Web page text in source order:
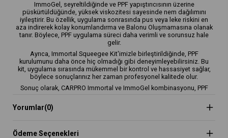
ImmoGel, seyreltildiğinde ve PPF yapıştırıcısının üzerine
püskürtüldüğünde, yüksek viskozitesi sayesinde nem dağılımını
iyileştirir. Bu özellik, uygulama sonrasında pus veya leke riskini en
aza indirerek kolay konumlandırma ve Balonu Oluşmamasına olanak
tanır. Böylece, PPF uygulama süreci daha verimli ve sorunsuz hale
gelir.
Ayrıca, Immortal Squeegee Kit'imizle birleştirildiğinde, PPF
kurulumunu daha önce hiç olmadığı gibi deneyimleyebilirsiniz. Bu
kit, uygulama sırasında mükemmel bir kontrol ve hassasiyet sağlar,
böylece sonuçlarınız her zaman profesyonel kalitede olur.
Sonuç olarak, CARPRO Immortal ve ImmoGel kombinasyonu, PPF
profesyonel detaycılar hem de araç sahipleri için mükemmel bir
tercih olan bu ürünler, işlerinizi kolaylaştıracak ve sonuçlarınızı
Yorumlar(0)
Ödeme Seçenekleri